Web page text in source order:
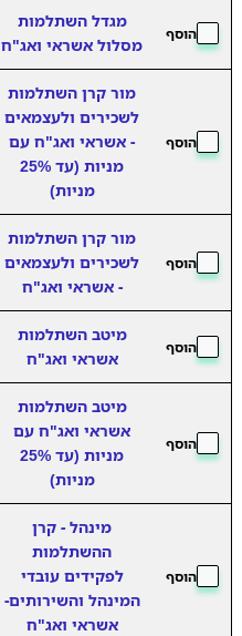
הוסף
מגדל השתלמות
מסלול אשראי ואג"ח
הוסף
מור קרן השתלמות
לשכירים ולעצמאים
- אשראי ואג"ח עם
מניות (עד 25%
מניות)
הוסף
מור קרן השתלמות
לשכירים ולעצמאים
- אשראי ואג"ח
הוסף
מיטב השתלמות
אשראי ואג"ח
הוסף
מיטב השתלמות
אשראי ואג"ח עם
מניות (עד 25%
מניות)
הוסף
מינהל - קרן
ההשתלמות
לפקידים עובדי
המינהל והשירותים-
אשראי ואג"ח